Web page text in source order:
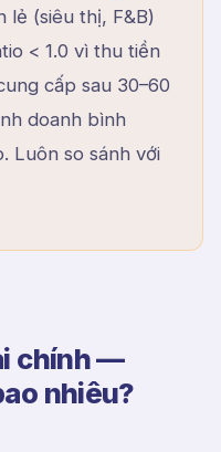
lẻ (siêu thị, F&B)
< 1.0 vì thu tiền
cấp sau 30–60
doanh bình
Luôn so sánh với
chính —
nhiêu?